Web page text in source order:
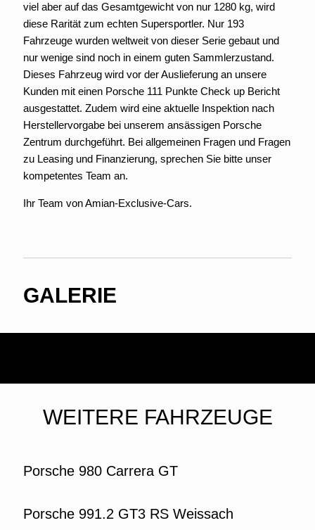
viel aber auf das Gesamtgewicht von nur 1280 kg, wird
diese Rarität zum echten Supersportler. Nur 193
Fahrzeuge wurden weltweit von dieser Serie gebaut und
nur wenige sind noch in einem guten Sammlerzustand.
Dieses Fahrzeug wird vor der Auslieferung an unsere
Kunden mit einen Porsche 111 Punkte Check up Bericht
ausgestattet. Zudem wird eine aktuelle Inspektion nach
Herstellervorgabe bei unserem ansässigen Porsche
Zentrum durchgeführt. Bei allgemeinen Fragen und Fragen
zu Leasing und Finanzierung, sprechen Sie bitte unser
kompetentes Team an.
Ihr Team von Amian-Exclusive-Cars.
GALERIE
WEITERE FAHRZEUGE
Porsche 980 Carrera GT
Porsche 991.2 GT3 RS Weissach